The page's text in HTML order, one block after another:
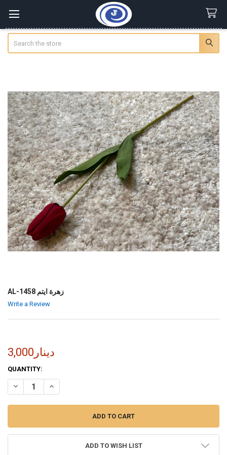
AL-1458 زهرة ايتم
Write a Review
3,000دينار
CURRENT
STOCK:
QUANTITY:
ADD TO WISH LIST